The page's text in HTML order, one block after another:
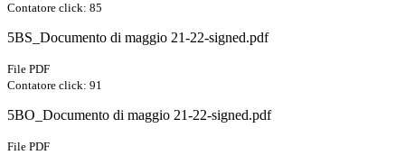
Contatore click: 85
5BS_Documento di maggio 21-22-signed.pdf
File PDF
Contatore click: 91
5BO_Documento di maggio 21-22-signed.pdf
File PDF